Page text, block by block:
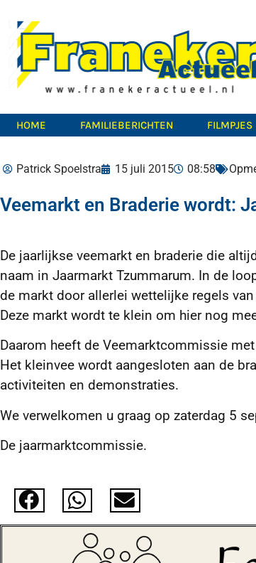
HOME FAMILIEBERICHTEN FILMPJES
Patrick Spoelstra 15 juli 2015 08:58
Veemarkt en Braderie wordt:
De jaarlijkse veemarkt en braderie die
naam in Jaarmarkt Tzummarum. In de
de markt door allerlei wettelijke regels
Deze markt wordt te klein om hier nog
Daarom heeft de Veemarktcommissie
Het kleinvee wordt aangesloten aan de
activiteiten en demonstraties.
We verwelkomen u graag op zaterdag 5
De jaarmarktcommissie.